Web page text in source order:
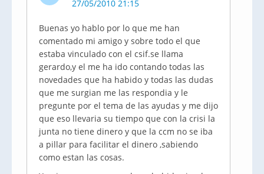
27/05/2010 21:15
Buenas yo hablo por lo que me han
comentado mi amigo y sobre todo el que
estaba vinculado con el csif.se llama
gerardo,y el me ha ido contando todas las
novedades que ha habido y todas las dudas
que me surgian me las respondia y le
pregunte por el tema de las ayudas y me dijo
que eso llevaria su tiempo que con la crisi la
junta no tiene dinero y que la ccm no se iba
a pillar para facilitar el dinero ,sabiendo
como estan las cosas.